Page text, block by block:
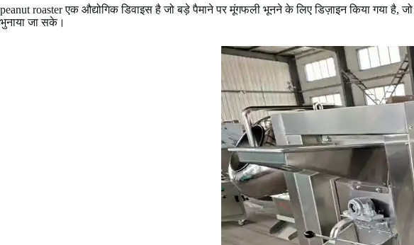
peanut roaster एक औद्योगिक डिवाइस है जो बड़े पैमाने पर मूंगफली भूनने के लिए डिज़ाइन किया गया है,
भुनाया जा सके।